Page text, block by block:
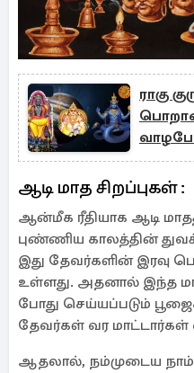
ராகு
ஆடி மாத சிறப்புகள் :
ஆன்மீக ரீதியாக ஆடி
புண்ணிய காலத்தின்
இது தேவர்களின் இரவு
உள்ளது. அதனால் இந்த
போது செய்யப்படும்
தேவர்கள் வர மாட்டார்கள்
ஆதலால், நம்முடைய நாம்